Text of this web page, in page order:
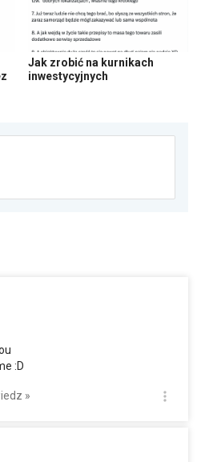
Jak zrobić na kurnikach
inwestycyjnych
:D
»